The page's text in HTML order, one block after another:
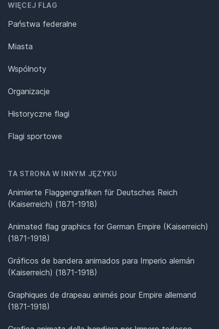
WIĘCEJ FLAG
Państwa federalne
Miasta
Wspólnoty
Organizacje
Historyczne flagi
Flagi sportowe
TA STRONA W INNYM JĘZYKU
Animierte Flaggengrafiken für Deutsches Reich
(Kaiserreich) (1871-1918)
Animated flag graphics for German Empire (Kaiserreich)
(1871-1918)
Gráficos de bandera animados para Imperio alemán
(Kaiserreich) (1871-1918)
Graphiques de drapeau animés pour Empire allemand
(1871-1918)